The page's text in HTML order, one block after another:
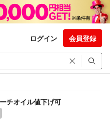
ログイン 会員登録
チオイル値下げ可